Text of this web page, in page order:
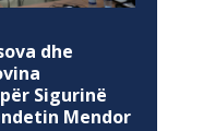
dhe
Sigurinë
Mendor